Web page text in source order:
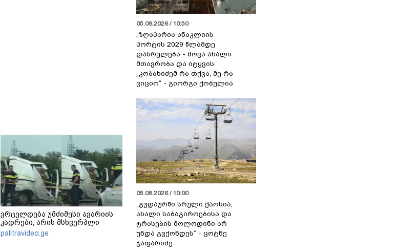
ვრცელდება უმძიმესი ავარიის
კადრები, არის მსხვერპლი
palitravideo.ge
05.08.2026 / 10:50
„ზღაპარია ანაკლიის
პორტის 2029 წლამდე
დასრულება - მოვა ახალი
მთავრობა და იტყვის:
„კობახიძემ რა თქვა, მე რა
ვიციო“ - გიორგი ქობულია
05.08.2026 / 10:00
„გუდაურში სრული ქაოსია,
ახალი საბაგიროებისა და
ტრასების მოლოდინი არ
უნდა გვქონდეს“ - ცოტნე
ჯაფარიძე